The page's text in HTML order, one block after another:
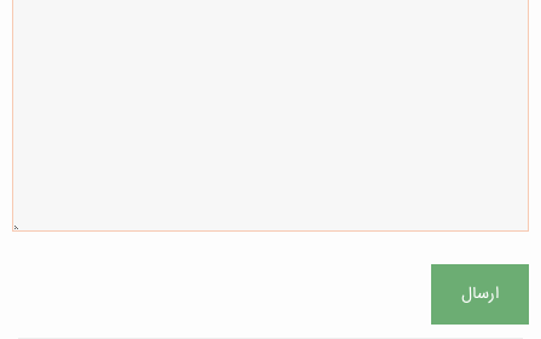
ارسال